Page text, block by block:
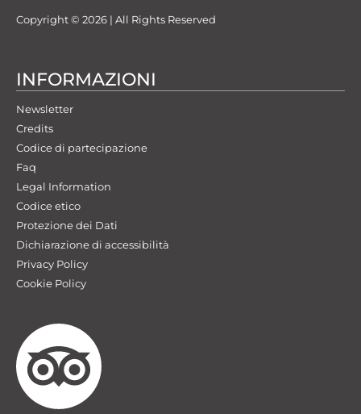
Copyright © 2026 | All Rights Reserved
INFORMAZIONI
Newsletter
Credits
Codice di partecipazione
Faq
Legal Information
Codice etico
Protezione dei Dati
Dichiarazione di accessibilità
Privacy Policy
Cookie Policy